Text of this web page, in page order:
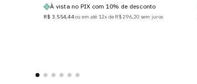
À vista no PIX com 10% de desconto
R$ 3.554,44ou em até 12x de R$ 296,20 sem juros